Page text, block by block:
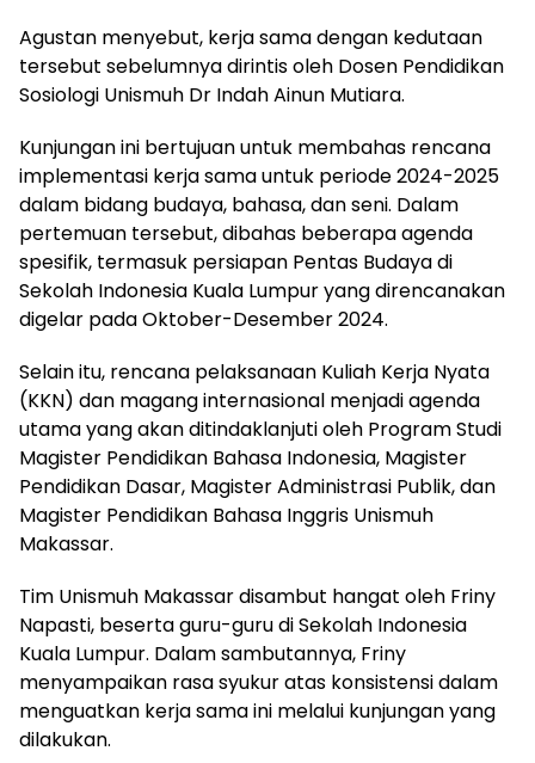
Agustan menyebut, kerja sama dengan kedutaan
tersebut sebelumnya dirintis oleh Dosen Pendidikan
Sosiologi Unismuh Dr Indah Ainun Mutiara.
Kunjungan ini bertujuan untuk membahas rencana
implementasi kerja sama untuk periode 2024-2025
dalam bidang budaya, bahasa, dan seni. Dalam
pertemuan tersebut, dibahas beberapa agenda
spesifik, termasuk persiapan Pentas Budaya di
Sekolah Indonesia Kuala Lumpur yang direncanakan
digelar pada Oktober-Desember 2024.
Selain itu, rencana pelaksanaan Kuliah Kerja Nyata
(KKN) dan magang internasional menjadi agenda
utama yang akan ditindaklanjuti oleh Program Studi
Magister Pendidikan Bahasa Indonesia, Magister
Pendidikan Dasar, Magister Administrasi Publik, dan
Magister Pendidikan Bahasa Inggris Unismuh
Makassar.
Tim Unismuh Makassar disambut hangat oleh Friny
Napasti, beserta guru-guru di Sekolah Indonesia
Kuala Lumpur. Dalam sambutannya, Friny
menyampaikan rasa syukur atas konsistensi dalam
menguatkan kerja sama ini melalui kunjungan yang
dilakukan.